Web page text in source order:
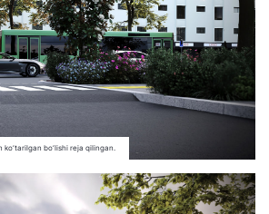
ko‘tarilgan bo‘lishi reja qilingan.